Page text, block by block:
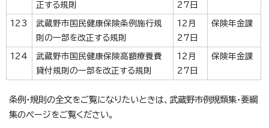
正する規則
27日
123
武蔵野市国民健康保険条例施行規
則の一部を改正する規則
12月
27日
保険年金課
124
武蔵野市国民健康保険高額療養費
貸付規則の一部を改正する規則
12月
27日
保険年金課
条例・規則の全文をご覧になりたいときは、武蔵野市例規類集・要綱
集のページをご覧ください。